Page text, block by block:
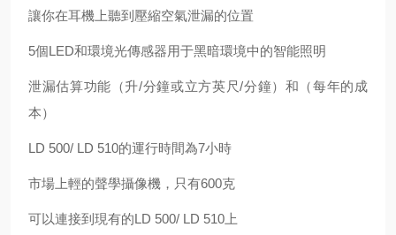
讓你在耳機上聽到壓縮空氣泄漏的位置
5個LED和環境光傳感器用于黑暗環境中的智能照明
泄漏估算功能（升/分鐘或立方英尺/分鐘）和（每年的成
本）
LD 500/ LD 510的運行時間為7小時
市場上輕的聲學攝像機，只有600克
可以連接到現有的LD 500/ LD 510上